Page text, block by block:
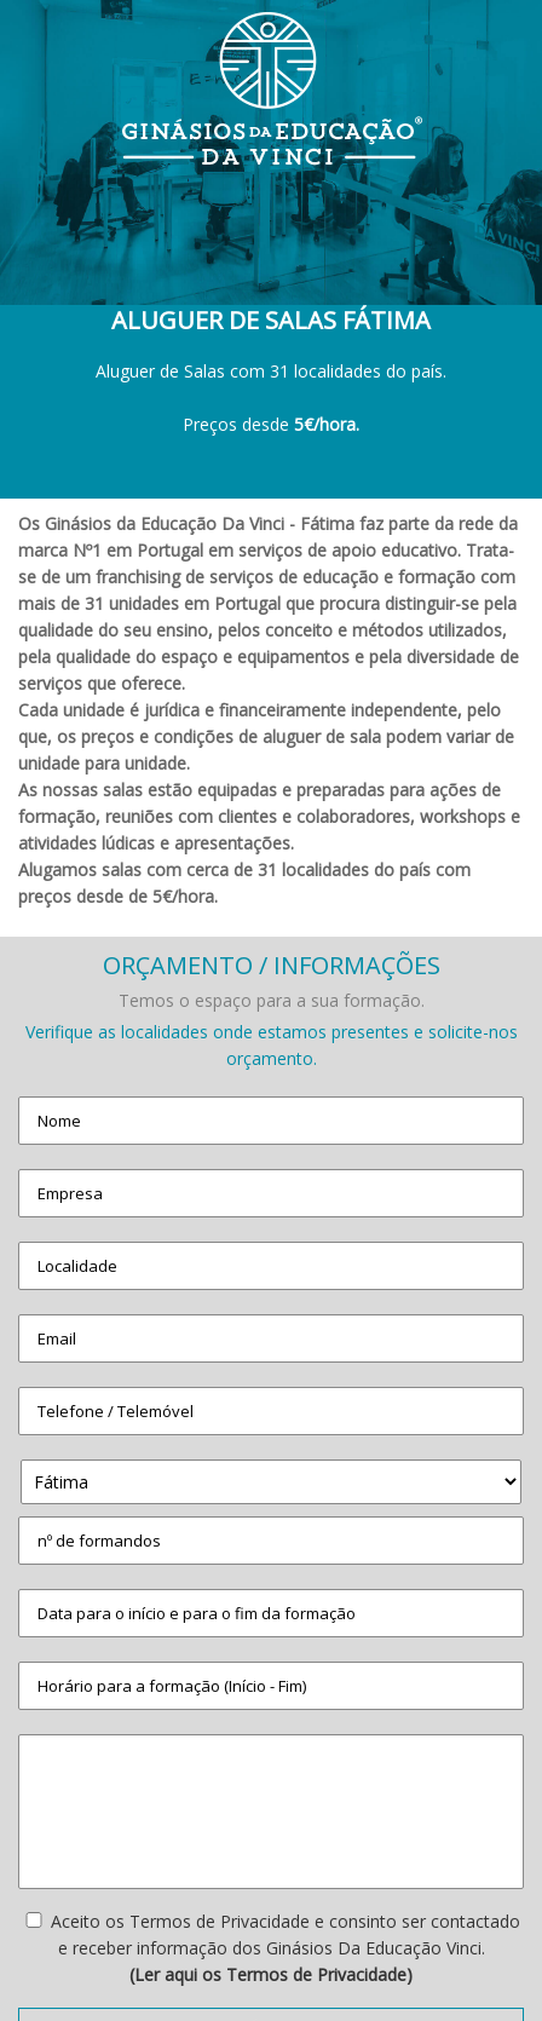
ALUGUER DE SALAS FÁTIMA
Aluguer de Salas com 31 localidades do país.
Preços desde 5€/hora.
Os Ginásios da Educação Da Vinci - Fátima faz parte da rede da
marca Nº1 em Portugal em serviços de apoio educativo. Trata-
se de um franchising de serviços de educação e formação com
mais de 31 unidades em Portugal que procura distinguir-se pela
qualidade do seu ensino, pelos conceito e métodos utilizados,
pela qualidade do espaço e equipamentos e pela diversidade de
serviços que oferece.
Cada unidade é jurídica e financeiramente independente, pelo
que, os preços e condições de aluguer de sala podem variar de
unidade para unidade.
As nossas salas estão equipadas e preparadas para ações de
formação, reuniões com clientes e colaboradores, workshops e
atividades lúdicas e apresentações.
Alugamos salas com cerca de 31 localidades do país com
preços desde de 5€/hora.
ORÇAMENTO / INFORMAÇÕES
Temos o espaço para a sua formação.
Verifique as localidades onde estamos presentes e solicite-nos
orçamento.
Aceito os Termos de Privacidade e consinto ser contactado
e receber informação dos Ginásios Da Educação Vinci.
(Ler aqui os Termos de Privacidade)